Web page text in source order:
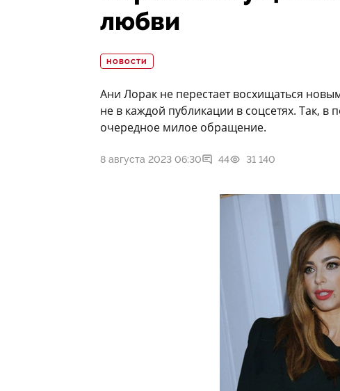
любви
НОВОСТИ
Ани Лорак не перестает восхищаться
не в каждой публикации в соцсетях. Так,
очередное милое обращение.
8 августа 2023 06:30 44 31 140